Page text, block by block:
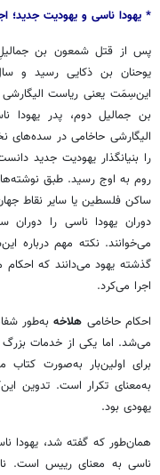
* یهودا ناسی و یهودیت جدید؛
این‌سِمَت یعنی ریاست
بن جمالیل دوم، پدر یهودا
الیگارشی حاخامی در سده‌های
را بنیانگذار یهودیت جدید
روم به اوج رسید. طبق نوشته‌های
ساکن فلسطین یا سایر نقاط
دوران یهودا ناسی را
می‌خوانند. نکته مهم درباره
گذشته یهود می‌دانند که
اجرا می‌کرد.
احکام حاخامی هلاخهبه‌طور
می‌شد. اما یکی از خدمات بزرگ
برای اولین‌بار به‌صورت کتاب
به‌معنای تکرار است. تدوین
یهودی بود.
همان‌طور که گفته شد، یهودا
ناسی به معنای رییس است.